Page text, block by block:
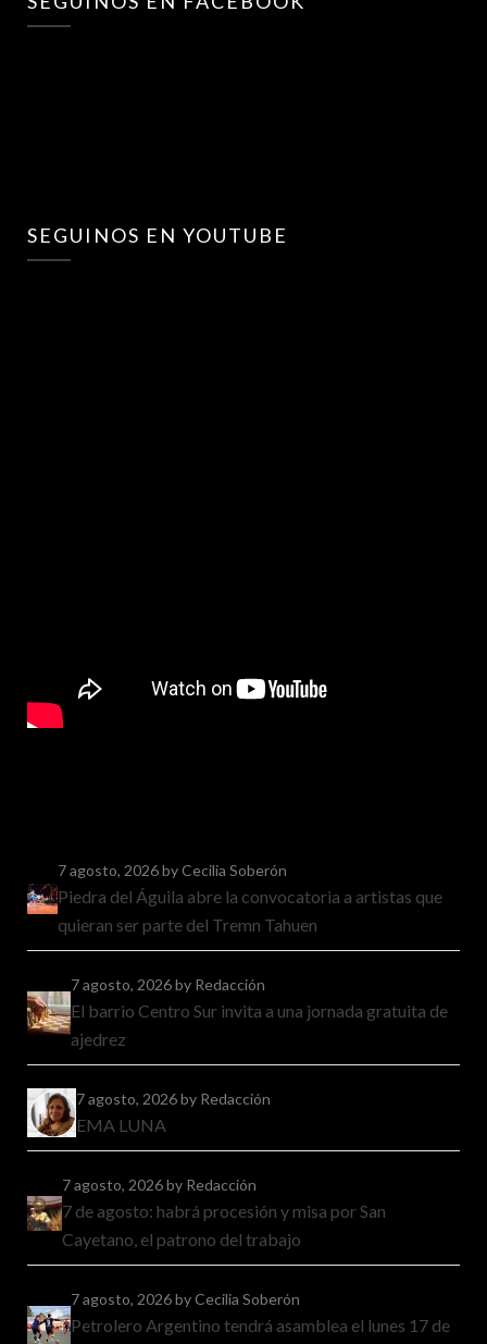
SEGUINOS EN YOUTUBE
7 agosto, 2026by Cecilia Soberón
Piedra del Águila abre la convocatoria a artistas que
quieran ser parte del Tremn Tahuen
7 agosto, 2026by Redacción
El barrio Centro Sur invita a una jornada gratuita de
ajedrez
7 agosto, 2026by Redacción
EMA LUNA
7 agosto, 2026by Redacción
7 de agosto: habrá procesión y misa por San
Cayetano, el patrono del trabajo
7 agosto, 2026by Cecilia Soberón
Petrolero Argentino tendrá asamblea el lunes 17 de